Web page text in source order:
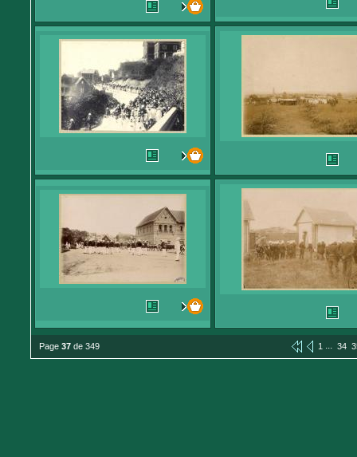
Page 37 de 349 1 ... 34